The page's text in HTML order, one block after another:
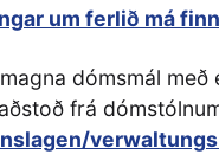
um ferlið má
dómsmál með
frá